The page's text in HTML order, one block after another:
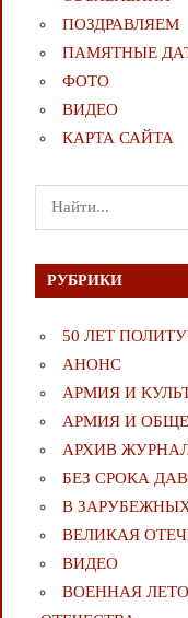
ПОЗДРАВЛЯЕМ
ПАМЯТНЫЕ
ФОТО
ВИДЕО
КАРТА САЙТА
Поиск
для:
РУБРИКИ
50 ЛЕТ
АНОНС
АРМИЯ И
АРМИЯ И
АРХИВ
БЕЗ СРОКА
В
ВЕЛИКАЯ
ВИДЕО
ВОЕННАЯ